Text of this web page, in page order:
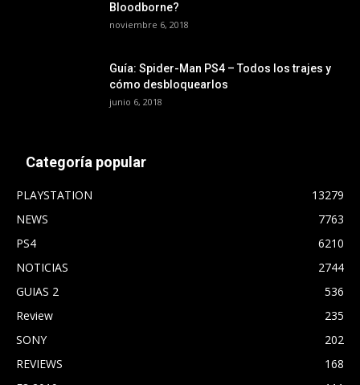
Bloodborne?
noviembre 6, 2018
Guía: Spider-Man PS4 – Todos los trajes y
cómo desbloquearlos
junio 6, 2018
Categoría popular
PLAYSTATION
13279
NEWS
7763
PS4
6210
NOTICIAS
2744
GUIAS 2
536
Review
235
SONY
202
REVIEWS
168